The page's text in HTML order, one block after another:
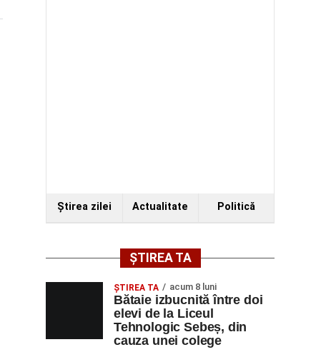
Ştirea zilei Actualitate Politică
ȘTIREA TA
ŞTIREA TA acum 8 luni
Bătaie izbucnită între doi
elevi de la Liceul
Tehnologic Sebeș, din
cauza unei colege